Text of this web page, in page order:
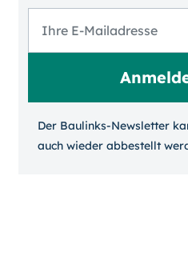
Der Baulinks-Newsletter
auch wieder ab­bestellt